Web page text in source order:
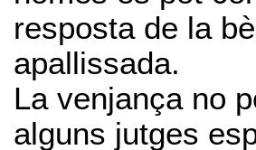
resposta de la
apallissada.
La venjança no
alguns jutges